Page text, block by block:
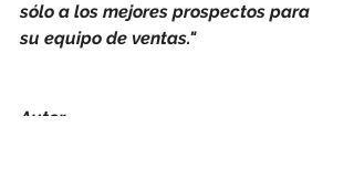
sólo a los mejores prospectos para
su equipo de ventas."
Autor